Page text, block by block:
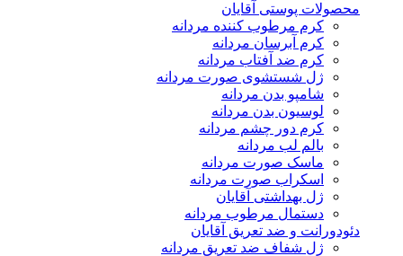
محصولات پوستی آقایان
کرم مرطوب کننده مردانه
کرم آبرسان مردانه
کرم ضد آفتاب مردانه
ژل شستشوی صورت مردانه
شامپو بدن مردانه
لوسیون بدن مردانه
کرم دور چشم مردانه
بالم لب مردانه
ماسک صورت مردانه
اسکراب صورت مردانه
ژل بهداشتی آقایان
دستمال مرطوب مردانه
دئودورانت و ضد تعریق آقایان
ژل شفاف ضد تعریق مردانه